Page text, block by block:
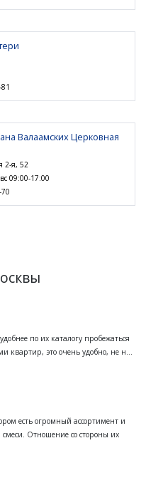
Валаамских Церковная
2-я, 52
09:00-17:00
по их каталогу пробежаться
квартир, это очень удобно, не н...
есть огромный ассортимент и
Отношение со стороны их